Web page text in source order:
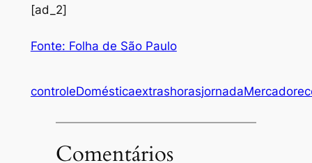
[ad_2]
Fonte: Folha de São Paulo
controleDomésticaextrashorasjornadaMercado
Comentários